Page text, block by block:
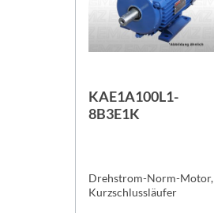
KAE1A100L1-
8B3E1K
Drehstrom-Norm-Motor,
Kurzschlussläufer